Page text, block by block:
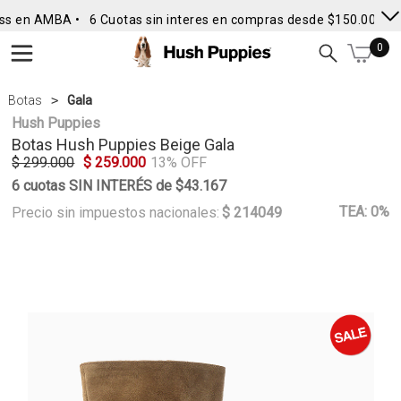
en AMBA • 6 Cuotas sin interes en compras desde $150.000 •
0
Botas Gala
Hush Puppies
Botas Hush Puppies Beige Gala
$ 299.000 $ 259.000 13% OFF
6 cuotas SIN INTERÉS de $43.167
Precio sin impuestos nacionales: $ 214049 TEA: 0%